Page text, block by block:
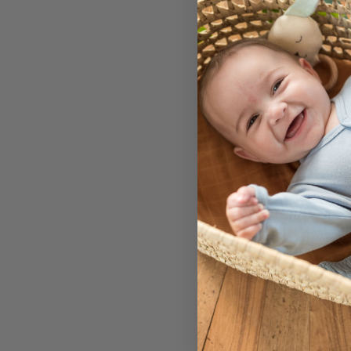
Baby
Darling,
Navy
4-teilig
CHF 132.60